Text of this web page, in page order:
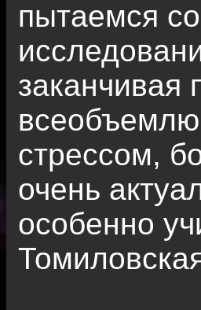
пытаемся
заканчивая
стрессом,
очень
особенно